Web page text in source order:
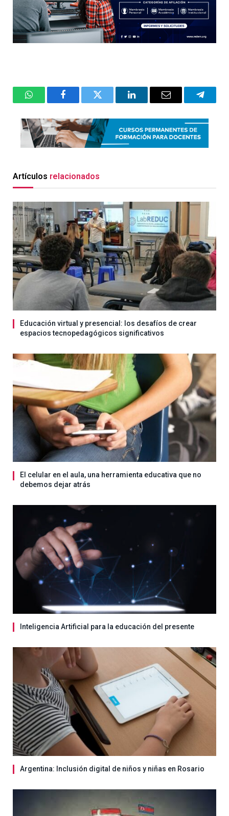
WhatsAppFacebookTwitter LinkedInEmail
Artículos relacionados
Educación virtual y presencial: los desafíos de crear
espacios tecnopedagógicos significativos
El celular en el aula, una herramienta educativa que no
debemos dejar atrás
Inteligencia Artificial para la educación del presente
Argentina: Inclusión digital de niños y niñas en Rosario